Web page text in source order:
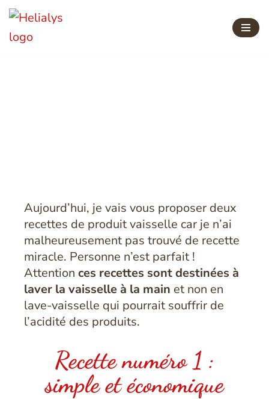
Aller
Aujourd’hui, je vais vous proposer deux
recettes de produit vaisselle car je n’ai
malheureusement pas trouvé de recette
miracle. Personne n’est parfait !
Attention ces recettes sont destinées à
laver la vaisselle à la main et non en
lave-vaisselle qui pourrait souffrir de
l’acidité des produits.
Recette numéro 1 :
simple et économique